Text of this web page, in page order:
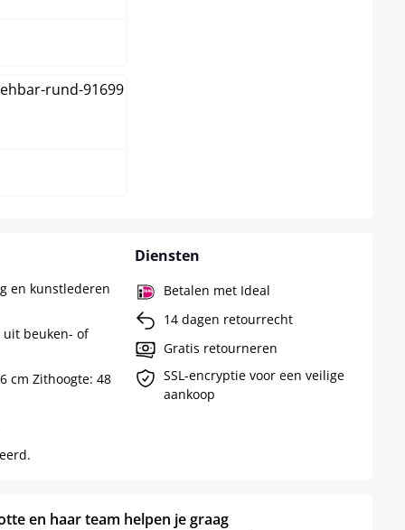
en kunstlederen
uit beuken- of
cm Zithoogte: 48
Diensten
Betalen met Ideal
14 dagen retourrecht
Gratis retourneren
SSL-encryptie voor een veilige
aankoop
en haar team helpen je graag